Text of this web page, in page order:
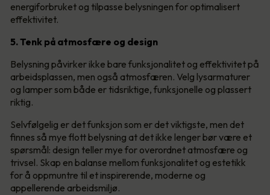
energiforbruket og tilpasse belysningen for optimalisert
effektivitet.
5. Tenk på atmosfære og design
Belysning påvirker ikke bare funksjonalitet og effektivitet på
arbeidsplassen, men også atmosfæren. Velg lysarmaturer
og lamper som både er tidsriktige, funksjonelle og plassert
riktig.
Selvfølgelig er det funksjon som er det viktigste, men det
finnes så mye flott belysning at det ikke lenger bør være et
spørsmål: design teller mye for overordnet atmosfære og
trivsel. Skap en balanse mellom funksjonalitet og estetikk
for å oppmuntre til et inspirerende, moderne og
appellerende arbeidsmiljø.